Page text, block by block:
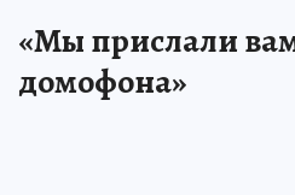
«Мы прислали
домофона»